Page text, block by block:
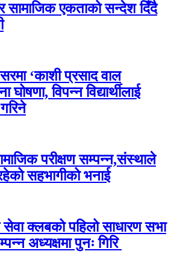
र सामाजिक एकताको सन्देश दिँदै
‘काशी प्रसाद वाल
घोषणा, विपन्न विद्यार्थीलाई
परीक्षण सम्पन्न,संस्थाले
सहभागीको भनाई
क्लबको पहिलो साधारण सभा
अध्यक्षमा पुनः गिरि